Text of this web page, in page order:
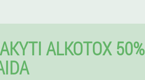
ALKOTOX 50%